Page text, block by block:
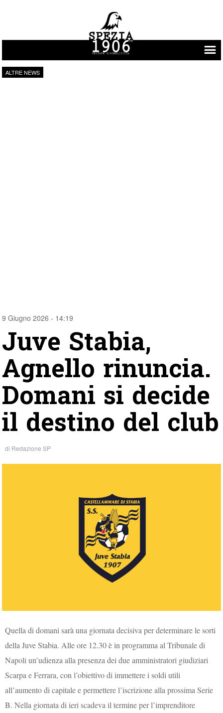
Vai al contenuto
ALTRE NEWS
9 Giugno 2026 - 14:19
Juve Stabia,
Agnello rinuncia.
Domani si decide
il destino del club
di Redazione SP
Quella di domani sarà una giornata decisiva per determinare le sorti
della Juve Stabia. Alle ore 12.30 è in programma al Tribunale di
Napoli un’udienza alla presenza dei due amministratori giudiziari
Scarpa e Ferrara, con l’obiettivo di immettere i soldi utili
all’aumento di capitale e permettere l’iscrizione alla prossima Serie
B. Nella giornata di ieri scadeva il termine per l’imprenditore